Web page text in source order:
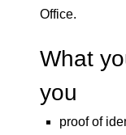
Office.
What
you
proof of